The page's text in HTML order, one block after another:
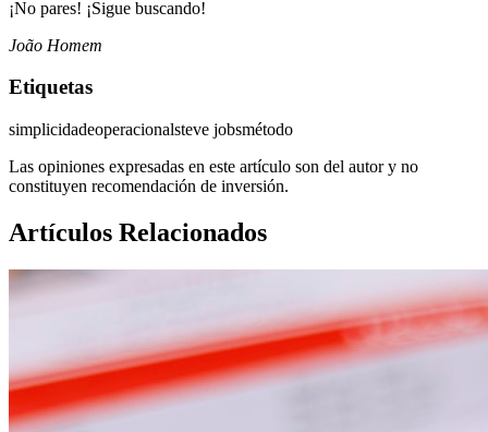
¡No pares! ¡Sigue buscando!
João Homem
Etiquetas
simplicidadeoperacionalsteve jobsmétodo
Las opiniones expresadas en este artículo son del autor y no
constituyen recomendación de inversión.
Artículos Relacionados